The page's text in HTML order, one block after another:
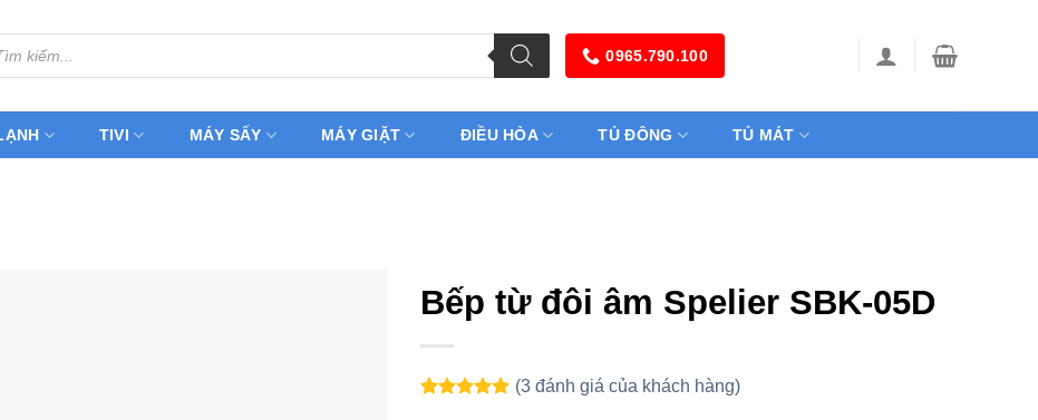
0965.790.100
TIVI MÁY SẤY MÁY GIẶT ĐIỀU HÒA TỦ ĐÔNG TỦ MÁT
Bếp từ đôi âm Spelier SBK-05D
(3 đánh giá của khách hàng)